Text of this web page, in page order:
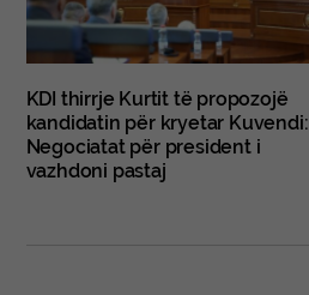
KDI thirrje Kurtit të propozojë
kandidatin për kryetar Kuvendi:
Negociatat për president i
vazhdoni pastaj